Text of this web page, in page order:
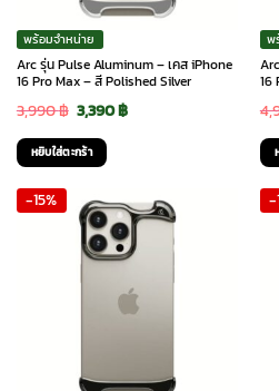
พร้อมจำหน่าย
Arc รุ่น Pulse Aluminum – เคส iPhone
16 Pro Max – สี Polished Silver
3,990฿ Original
price
was:
3,990 ฿.
3,390฿Current
3,390 ฿.
หยิบใส่ตะกร้า
พ
16
-15% -